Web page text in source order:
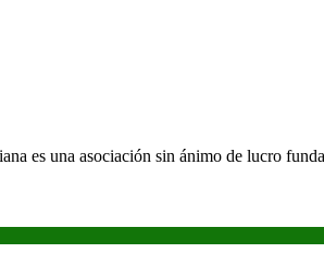
es una asociación sin ánimo de lucro